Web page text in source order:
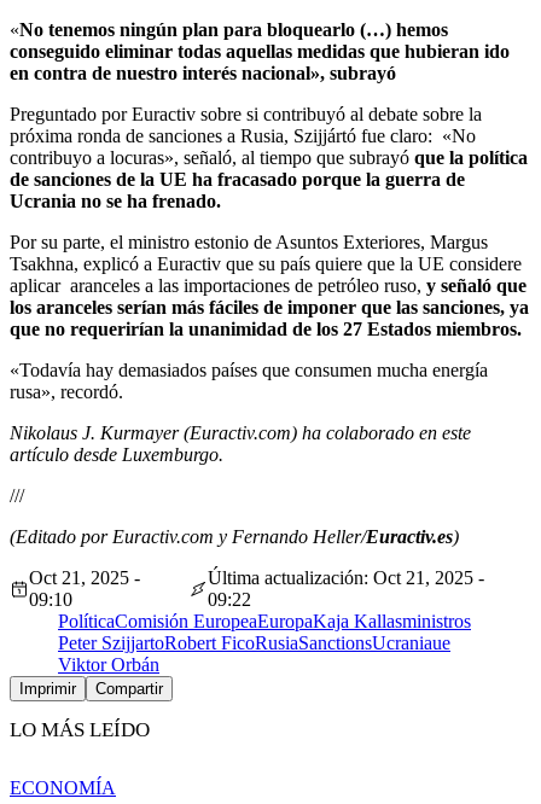
«No tenemos ningún plan para bloquearlo (…) hemos
conseguido eliminar todas aquellas medidas que hubieran ido
en contra de nuestro interés nacional», subrayó
Preguntado por Euractiv sobre si contribuyó al debate sobre la
próxima ronda de sanciones a Rusia, Szijjártó fue claro: «No
contribuyo a locuras», señaló, al tiempo que subrayó que la política
de sanciones de la UE ha fracasado porque la guerra de
Ucrania no se ha frenado.
Por su parte, el ministro estonio de Asuntos Exteriores, Margus
Tsakhna, explicó a Euractiv que su país quiere que la UE considere
aplicar aranceles a las importaciones de petróleo ruso, y señaló que
los aranceles serían más fáciles de imponer que las sanciones, ya
que no requerirían la unanimidad de los 27 Estados miembros.
«Todavía hay demasiados países que consumen mucha energía
rusa», recordó.
Nikolaus J. Kurmayer (Euractiv.com) ha colaborado en este
artículo desde Luxemburgo.
///
(Editado por Euractiv.com y Fernando Heller/Euractiv.es)
Oct 21, 2025 -
09:10
Última actualización: Oct 21, 2025 -
09:22
PolíticaComisión EuropeaEuropaKaja Kallasministros
Peter SzijjartoRobert FicoRusiaSanctionsUcraniaue
Viktor Orbán
Imprimir Compartir
LO MÁS LEÍDO
ECONOMÍA